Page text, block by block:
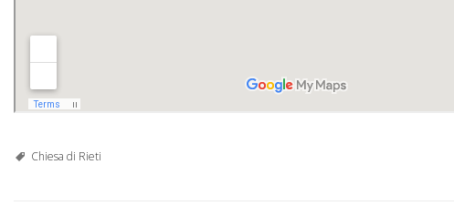
Chiesa di Rieti